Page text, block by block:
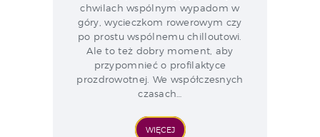
chwilach wspólnym wypadom w
góry, wycieczkom rowerowym czy
po prostu wspólnemu chilloutowi.
Ale to też dobry moment, aby
przypomnieć o profilaktyce
prozdrowotnej. We współczesnych
czasach…
WIĘCEJ